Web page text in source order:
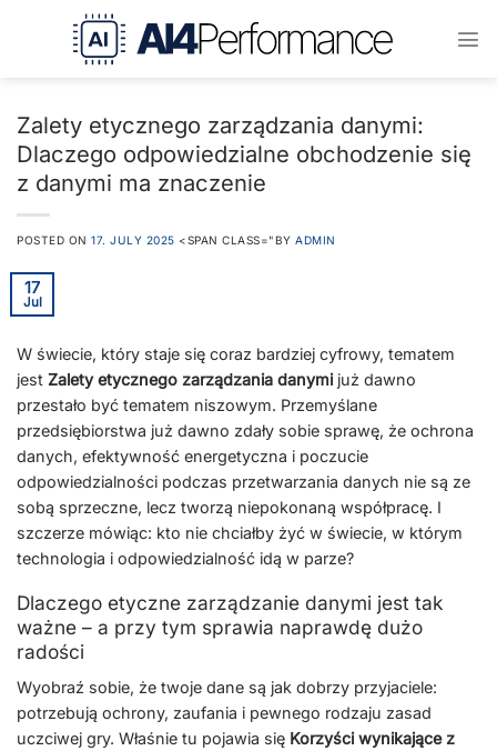
Zalety etycznego zarządzania danymi:
Dlaczego odpowiedzialne obchodzenie się
z danymi ma znaczenie
POSTED ON17. JULY 2025 <SPAN CLASS="BYADMIN
17
Jul
W świecie, który staje się coraz bardziej cyfrowy, tematem
jest Zalety etycznego zarządzania danymijuż dawno
przestało być tematem niszowym. Przemyślane
przedsiębiorstwa już dawno zdały sobie sprawę, że ochrona
danych, efektywność energetyczna i poczucie
odpowiedzialności podczas przetwarzania danych nie są ze
sobą sprzeczne, lecz tworzą niepokonaną współpracę. I
szczerze mówiąc: kto nie chciałby żyć w świecie, w którym
technologia i odpowiedzialność idą w parze?
Dlaczego etyczne zarządzanie danymi jest tak
ważne – a przy tym sprawia naprawdę dużo
radości
Wyobraź sobie, że twoje dane są jak dobrzy przyjaciele:
potrzebują ochrony, zaufania i pewnego rodzaju zasad
uczciwej gry. Właśnie tu pojawia się Korzyści wynikające z